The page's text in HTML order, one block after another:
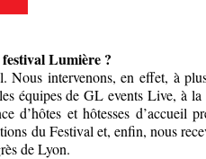
Lumière ?
Nous intervenons, en effet, à
équipes de GL events Live, à la
d’hôtes et hôtesses d’accueil
du Festival et, enfin, nous
de Lyon.